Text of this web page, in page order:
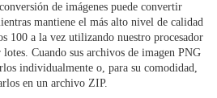
de imágenes puede convertir
mantiene el más alto nivel de calidad
100 a la vez utilizando nuestro procesador
Cuando sus archivos de imagen PNG
individualmente o, para su comodidad,
en un archivo ZIP.